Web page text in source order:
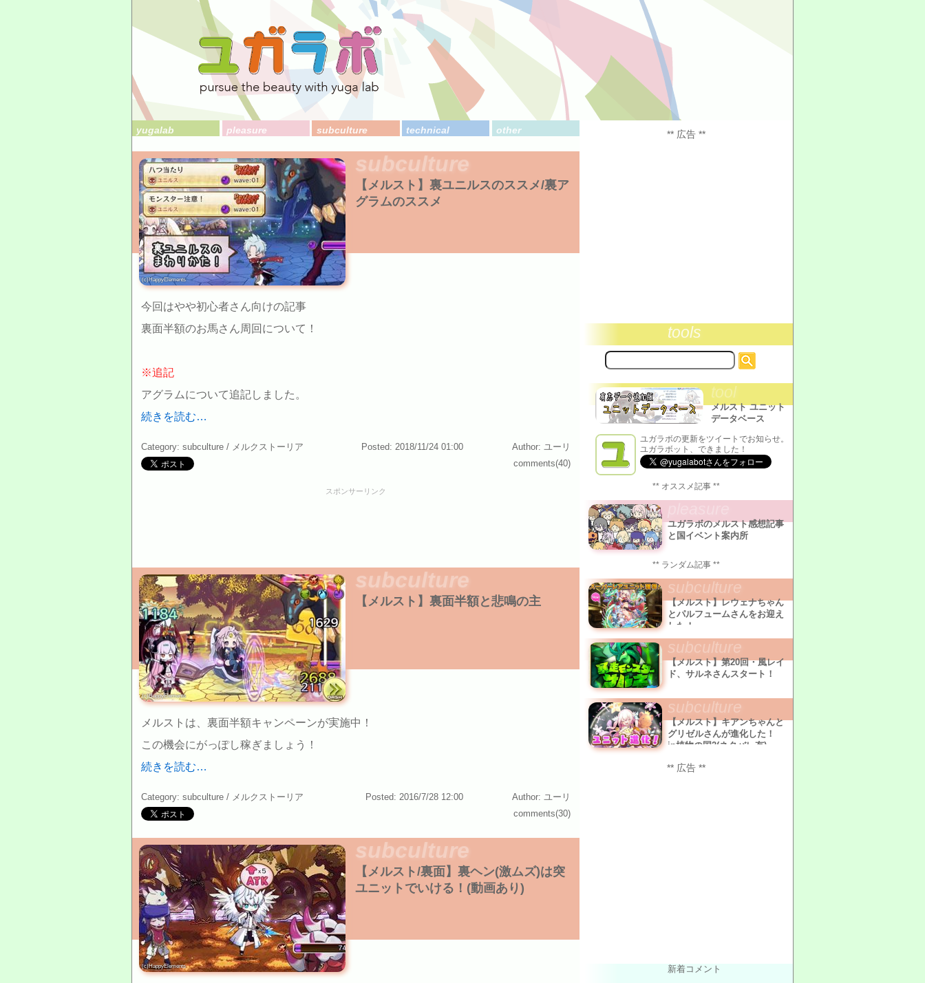
yugalab pleasure subculture technical other
(c)HappyElements
subculture
【メルスト】裏ユニルスのススメ/裏ア
グラムのススメ
今回はやや初心者さん向けの記事
裏面半額のお馬さん周回について！
※追記
アグラムについて追記しました。
続きを読む…
Category: subculture / メルクストーリア Posted: 2018/11/24 01:00
Author: ユーリ
comments(40)
スポンサーリンク
(c)HappyElements
subculture
【メルスト】裏面半額と悲鳴の主
メルストは、裏面半額キャンペーンが実施中！
この機会にがっぽし稼ぎましょう！
続きを読む…
Category: subculture / メルクストーリア Posted: 2016/7/28 12:00
Author: ユーリ
comments(30)
(c)HappyElements
subculture
【メルスト/裏面】裏ヘン(激ムズ)は突
ユニットでいける！(動画あり)
** 広告 **
tools
サ
イ
内
検
索:
tool
メルスト ユニット
データベース
ユガラボの更新をツイートでお知らせ。
ユガラボット、できました！
** オススメ記事 **
ユガラボのメルスト感想記事
と国イベント案内所
** ランダム記事 **
subculture
【メルスト】レウェナちゃん
とパルフュームさんをお迎え
した！
subculture
【メルスト】第20回・風レイ
ド、サルネさんスタート！
subculture
【メルスト】キアンちゃんと
グリゼルさんが進化した！
in植物の国2(ネタバレ有)
** 広告 **
新着コメント